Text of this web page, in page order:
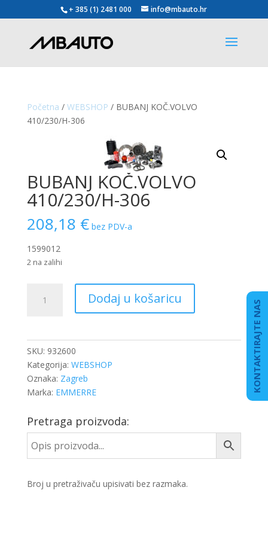
+ 385 (1) 2481 000 info@mbauto.hr
Početna / WEBSHOP / BUBANJ KOČ.VOLVO
410/230/H-306
BUBANJ KOČ.VOLVO
410/230/H-306
208,18 € bez PDV-a
1599012
2 na zalihi
KOČ.VOLVO
Dodaj u košaricu
SKU: 932600
Kategorija: WEBSHOP
Oznaka: Zagreb
Marka: EMMERRE
Pretraga proizvoda:
Broj u pretraživaču upisivati bez razmaka.
KONTAKTIRAJTE NAS